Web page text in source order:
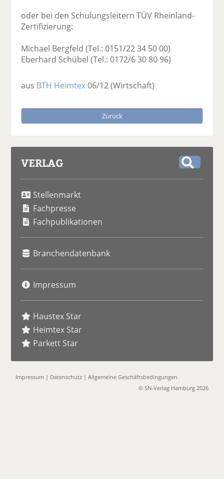
oder bei den Schulungsleitern TÜV Rheinland-
Zertifizierung:
Michael Bergfeld (Tel.: 0151/22 34 50 00)
Eberhard Schübel (Tel.: 0172/6 30 80 96)
aus BTH Heimtex06/12(Wirtschaft)
Zurück
VERLAG
Stellenmarkt
Fachpresse
Fachpublikationen
Branchendatenbank
Impressum
Haustex Star
Heimtex Star
Parkett Star
Impressum | Datenschutz |Allgemeine Geschäftsbedingungen
© SN-Verlag Hamburg 2026